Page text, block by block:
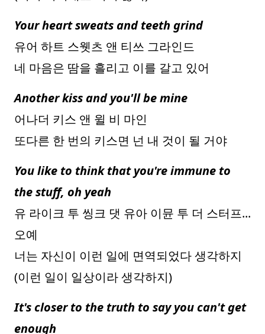
Your heart sweats and teeth grind
유어 하트 스웻츠 앤 티쓰 그라인드
네 마음은 땀을 흘리고 이를 갈고 있어
Another kiss and you'll be mine
어나더 키스 앤 윌 비 마인
또다른 한 번의 키스면 넌 내 것이 될 거야
You like to think that you're immune to
the stuff, oh yeah
유 라이크 투 씽크 댓 유아 이뮨 투 더 스터프...
오예
너는 자신이 이런 일에 면역되었다 생각하지
(이런 일이 일상이라 생각하지)
It's closer to the truth to say you can't get
enough